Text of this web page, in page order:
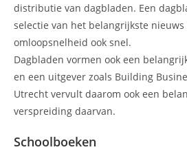
distributie van dagbladen. Een
selectie van het belangrijkste
omloopsnelheid ook snel.
Dagbladen vormen ook een
en een uitgever zoals Building
Utrecht vervult daarom ook een
verspreiding daarvan.
Schoolboeken